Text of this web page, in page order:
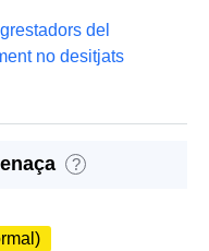
del
no desitjats
?